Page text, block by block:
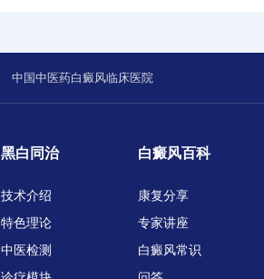
中国中医药白癜风临床医院
黑白同治
技术介绍
特色理论
中医检测
白癜风百科
康复分享
专家讲座
白癜风常识